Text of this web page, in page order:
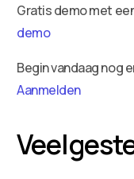
Gratis demo met
demo
Begin vandaag nog
Aanmelden